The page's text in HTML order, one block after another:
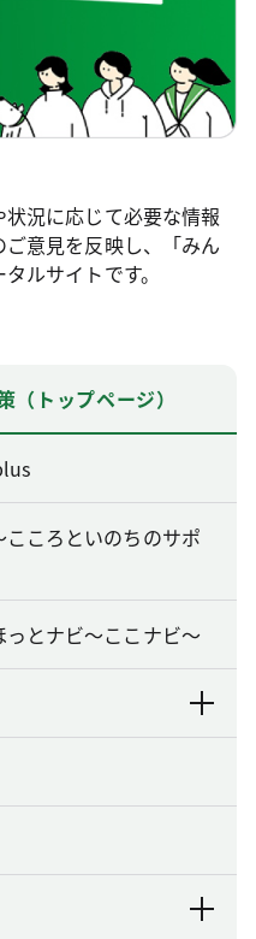
況に応じて必要な情報
意見を反映し、「みん
ルサイトです。
（トップページ）
ころといのちのサポ
とナビ～ここナビ～